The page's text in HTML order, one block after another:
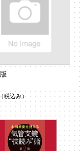
（税込み）